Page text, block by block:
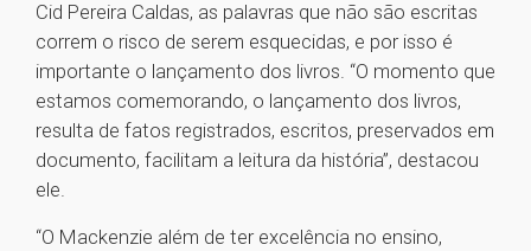
Cid Pereira Caldas, as palavras que não são escritas
correm o risco de serem esquecidas, e por isso é
importante o lançamento dos livros. “O momento que
estamos comemorando, o lançamento dos livros,
resulta de fatos registrados, escritos, preservados em
documento, facilitam a leitura da história”, destacou
ele.
“O Mackenzie além de ter excelência no ensino,